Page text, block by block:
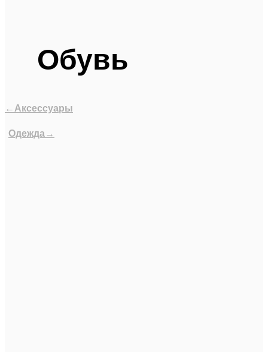
Обувь
←Аксессуары
Одежда→